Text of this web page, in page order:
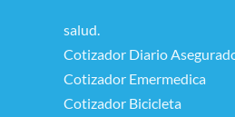
salud.
Cotizador Diario
Cotizador Emermedica
Cotizador Bicicleta